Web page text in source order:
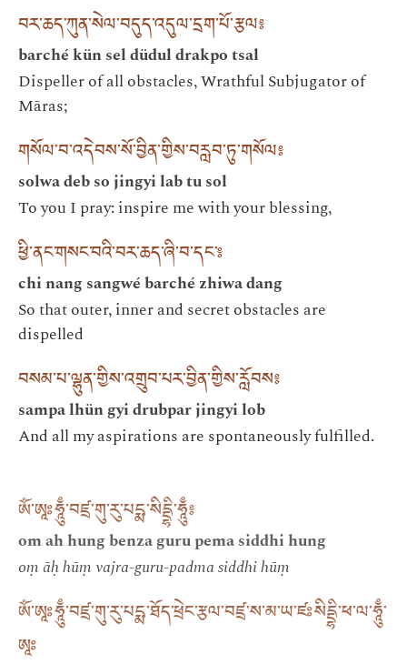
བར་ཆད་ཀུན་སེལ་བདུད་འདུལ་དྲག་པོ་རྩལ༔
barché kün sel düdul drakpo tsal
Dispeller of all obstacles, Wrathful Subjugator of
Māras;
གསོལ་བ་འདེབས་སོ་བྱིན་གྱིས་བརླབ་ཏུ་གསོལ༔
solwa deb so jingyi lab tu sol
To you I pray: inspire me with your blessing,
ཕྱི་ནང་གསང་བའི་བར་ཆད་ཞི་བ་དང༌༔
chi nang sangwé barché zhiwa dang
So that outer, inner and secret obstacles are
dispelled
བསམ་པ་ལྷུན་གྱིས་འགྲུབ་པར་བྱིན་གྱིས་རློབས༔
sampa lhün gyi drubpar jingyi lob
And all my aspirations are spontaneously fulfilled.
ཨོཾ་ཨཱཿཧཱུྃ་བཛྲ་གུ་རུ་པདྨ་སིདྡྷི་ཧཱུྃ༔
om ah hung benza guru pema siddhi hung
oṃ āḥ hūṃ vajra-guru-padma siddhi hūṃ
ཨོཾ་ཨཱཿཧཱུྃ་བཛྲ་གུ་རུ་པདྨ་ཐོད་ཕྲེང་རྩལ་བཛྲ་ས་མ་ཡ་ཛཿསིདྡྷི་ཕ་ལ་ཧཱུྃ་
ཨཱཿ